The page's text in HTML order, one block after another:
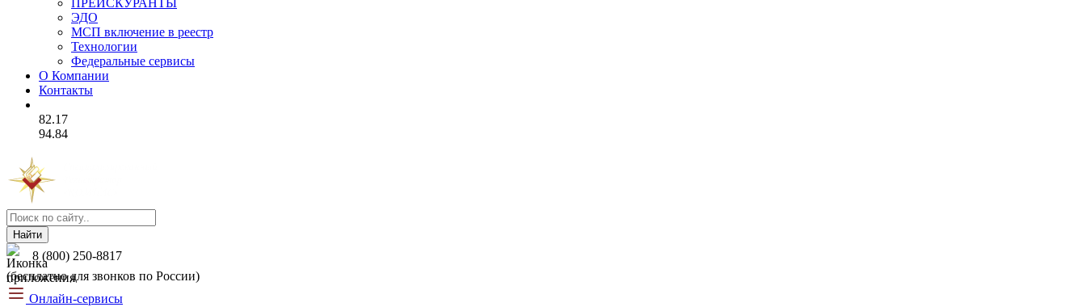
ПРЕЙСКУРАНТЫ
ЭДО
МСП включение в реестр
Технологии
Федеральные сервисы
О Компании
Контакты
82.17
94.84
Найти
8 (800) 250-8817
(бесплатно для звонков по России)
Онлайн-сервисы